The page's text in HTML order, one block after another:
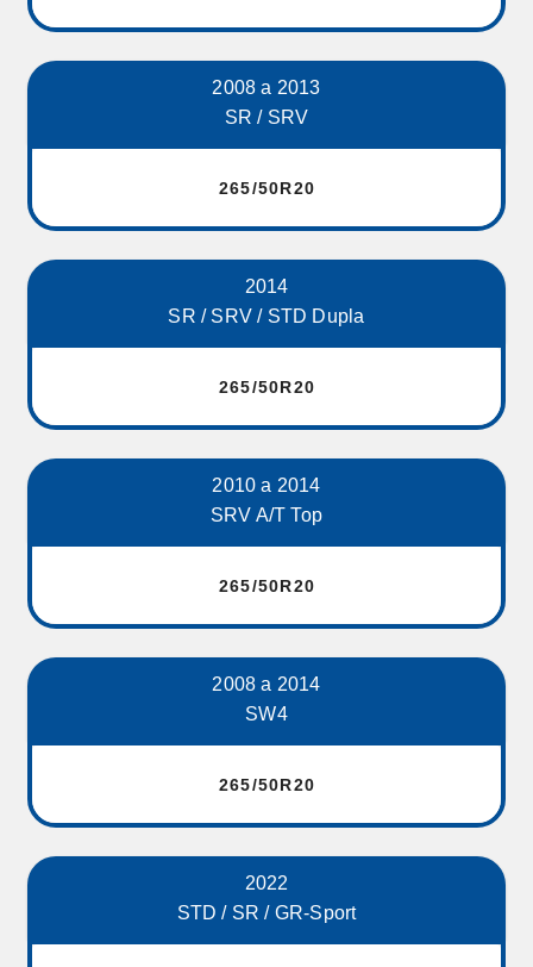
2008 a 2013
SR / SRV
265/50R20
2014
SR / SRV / STD Dupla
265/50R20
2010 a 2014
SRV A/T Top
265/50R20
2008 a 2014
SW4
265/50R20
2022
STD / SR / GR-Sport